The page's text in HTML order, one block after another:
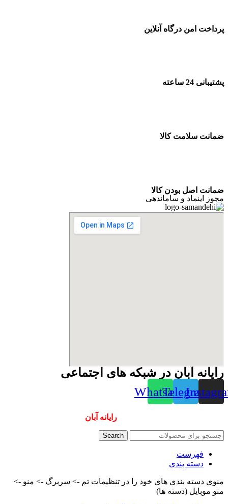
پرداخت امن درگاه آنلاین
پشتیبانی 24 ساعته
ضمانت سلامت کالا
ضمانت اصل بودن کالا
مجوز اینماد و ساماندهی
رایانه آبان در شبکه های اجتماعی
Telegram
Whatsapp
رایانه آبان
Search
فهرست
دسته بندی
منوی دسته بندی های خود را در تنظیمات تم -> سربرگ -> منو ->
منو موبایل (دسته ها)